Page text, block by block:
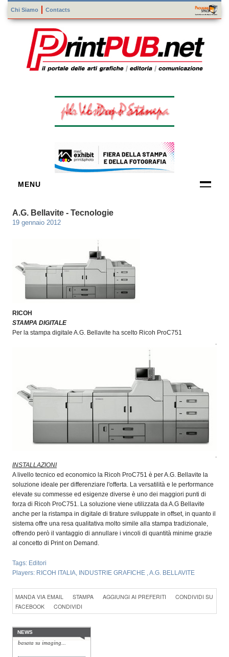
Chi Siamo Contacts
MENU
DI TECNOLOGIE
ENTI E
ASSOCIAZIONI
ZOOM
TEMATICI
A.G. Bellavite - Tecnologie
19 gennaio 2012
RICOH
STAMPA DIGITALE
Per la stampa digitale A.G. Bellavite ha scelto Ricoh ProC751
INSTALLAZIONI
A livello tecnico ed economico la Ricoh ProC751 è per A.G. Bellavite la
soluzione ideale per differenziare l'offerta. La versatilità e le performance
elevate su commesse ed esigenze diverse è uno dei maggiori punti di
forza di Ricoh ProC751. La soluzione viene utilizzata da A.G Bellavite
anche per la ristampa in digitale di tirature sviluppate in offset, in quanto il
sistema offre una resa qualitativa molto simile alla stampa tradizionale,
offrendo però il vantaggio di annullare i vincoli di quantità minime grazie
al concetto di Print on Demand.
Tags: Editori
Players: RICOH ITALIA INDUSTRIE GRAFICHE A.G. BELLAVITE
MANDA VIA EMAIL STAMPA AGGIUNGI AI PREFERITI
CONDIVIDI SU
FACEBOOK
CONDIVIDI
NEWS
Specim RETEX
Konica Minolta, realtà di
riferimento a livello globale
presenta Specim RETEX,
una soluzione completa
basata su imaging...